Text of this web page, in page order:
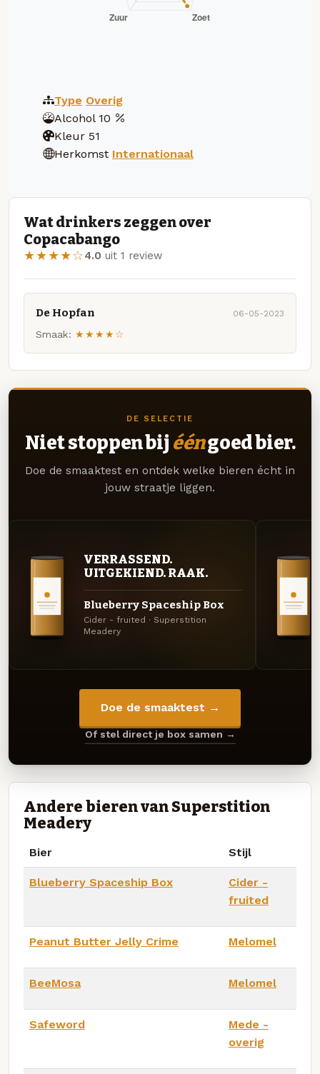
Type Overig
Alcohol 10
Kleur 51
Herkomst Internationaal
Wat drinkers zeggen over
Copacabango
★★★★☆4.0 uit 1 review
De Hopfan 06-05-2023
Smaak: ★★★★☆
DE SELECTIE
Niet stoppen bij ééngoed bier.
Doe de smaaktest en ontdek welke bieren écht in
jouw straatje liggen.
VERRASSEND.
UITGEKIEND. RAAK.
Blueberry Spaceship Box
Cider - fruited · Superstition
Meadery
Doe de smaaktest →
Of stel direct je box samen →
Andere bieren van Superstition
Meadery
Bier Stijl
Blueberry Spaceship Box
Cider -
fruited
Peanut Butter Jelly Crime Melomel
BeeMosa Melomel
Safeword
Mede -
overig